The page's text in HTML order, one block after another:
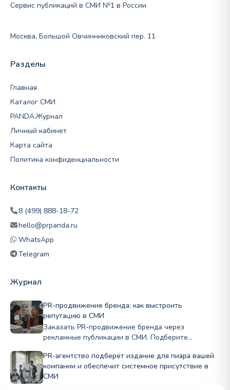
Сервис публикаций в СМИ №1 в России
Москва, Большой Овчинниковский пер. 11
Разделы
Главная
Каталог СМИ
PANDA.Журнал
Личный кабинет
Карта сайта
Политика конфиденциальности
Контакты
8 (499) 888-18-72
hello@prpanda.ru
WhatsApp
Telegram
Журнал
PR-продвижение бренда: как выстроить
репутацию в СМИ
Заказать PR-продвижение бренда через
рекламные публикации в СМИ. Подберите
репутацию Полный цикл в PRslon.
PR-агентство подберёт издание для пиара вашей
компании и обеспечит системное присутствие в
СМИ